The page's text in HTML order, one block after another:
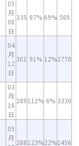
05
月
08
日
335 87% 69% 589
04
月
12
日
301 91% 12%2770
03
月
16
日
289112% 6% 3330
05
月
288123%22%1456